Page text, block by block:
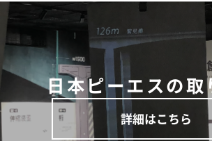
日本ピーエスの取
詳細はこちら